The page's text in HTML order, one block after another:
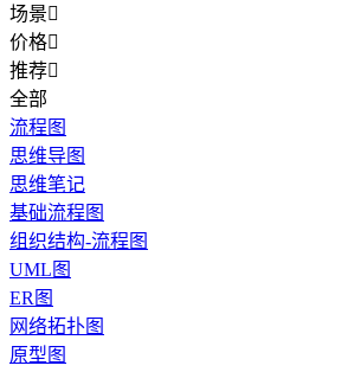
场景
价格
推荐
全部
流程图
思维导图
思维笔记
基础流程图
组织结构-流程图
UML图
ER图
网络拓扑图
原型图